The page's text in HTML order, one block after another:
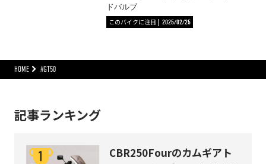
ドバルブ
このバイクに注目
2025/02/25
HOME #GT50
記事ランキング
CBR250Fourのカムギアト